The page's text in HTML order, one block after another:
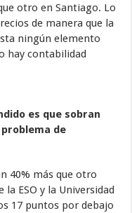
otro en Santiago. Lo
de manera que la
ningún elemento
hay contabilidad
es que sobran
de
40% más que otro
ESO y la Universidad
17 puntos por debajo